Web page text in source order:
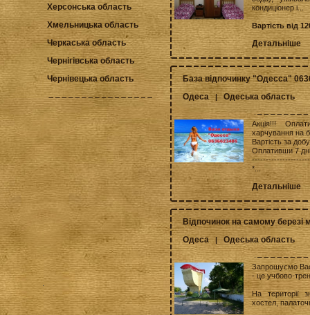
Херсонська область
Хмельницька область
Черкаська область
Чернігівська область
Чернівецька область
кондиціонер і...
Вартість від
Детальніше
База відпочинку "Одесса"
Одеса | Одеська область
Акція!!!
харчування на
Вартість за
Оплативши 7
*...
Детальніше
Відпочинок на самому березі
Одеса | Одеська область
Запрошуємо
- це учбово-
На території
хостел,